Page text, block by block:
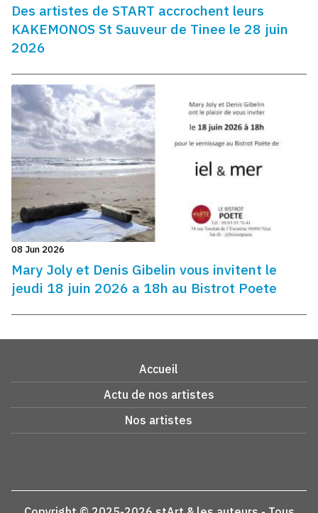
Des artistes de START accrochent leurs
KAKEMONOS St Sauveur de Tinee le 28 juin
2026
08 Jun 2026
Mary Joly et Denis Gibelin vous invitent le
jeudi 18 juin 2026 a 18h au Bistrot Poete
Accueil
Actu de nos artistes
Nos artistes